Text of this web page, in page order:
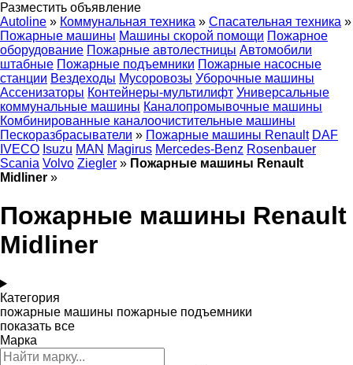
Разместить объявление
Autoline » Коммунальная техника » Спасательная техника »
Пожарные машины Машины скорой помощи Пожарное
оборудование Пожарные автолестницы Автомобили
штабные Пожарные подъемники Пожарные насосные
станции Вездеходы Мусоровозы Уборочные машины
Ассенизаторы Контейнеры-мультилифт Универсальные
коммунальные машины Каналопромывочные машины
Комбинированные каналоочистительные машины
Пескоразбрасыватели » Пожарные машины Renault DAF
IVECO Isuzu MAN Magirus Mercedes-Benz Rosenbauer
Scania Volvo Ziegler » Пожарные машины Renault
Midliner »
Пожарные машины Renault
Midliner
Категория
пожарные машины пожарные подъемники
показать все
Марка